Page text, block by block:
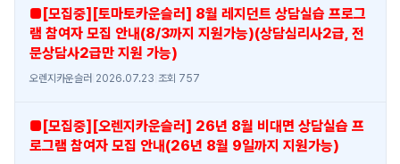
■[모집중][토마토카운슬러] 8월 레지던트 상담실습 프로그
램 참여자 모집 안내(8/3까지 지원가능)(상담심리사2급, 전
문상담사2급만 지원 가능)
오렌지카운슬러 2026.07.23 조회 757
■[모집중][오렌지카운슬러] 26년 8월 비대면 상담실습 프
로그램 참여자 모집 안내(26년 8월 9일까지 지원가능)